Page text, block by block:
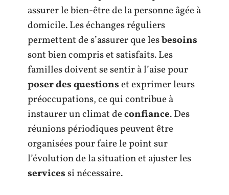
assurer le bien-être de la personne âgée à
domicile. Les échanges réguliers
permettent de s’assurer que lesbesoins
sont bien compris et satisfaits. Les
familles doivent se sentir à l’aise pour
poser des questionset exprimer leurs
préoccupations, ce qui contribue à
instaurer un climat deconfiance. Des
réunions périodiques peuvent être
organisées pour faire le point sur
l’évolution de la situation et ajuster les
servicessi nécessaire.